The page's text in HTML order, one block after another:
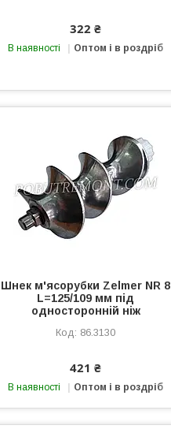
322 ₴
В наявності Оптом і в роздріб
Шнек м'ясорубки Zelmer NR 8
L=125/109 мм під
односторонній ніж
86.3130
421 ₴
В наявності Оптом і в роздріб